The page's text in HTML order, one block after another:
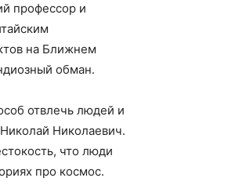
профессор и
на Ближнем
обман.
отвлечь людей и
Николаевич.
что люди
про космос.